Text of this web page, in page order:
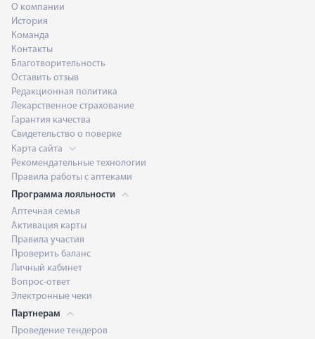
О компании
История
Команда
Контакты
Благотворительность
Оставить отзыв
Редакционная политика
Лекарственное страхование
Гарантия качества
Свидетельство о поверке
Карта сайта
Рекомендательные технологии
Правила работы с аптеками
Программа лояльности
Аптечная семья
Активация карты
Правила участия
Проверить баланс
Личный кабинет
Вопрос-ответ
Электронные чеки
Партнерам
Проведение тендеров